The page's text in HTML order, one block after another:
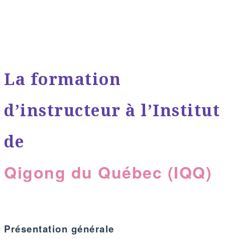
La formation
d’instructeur à l’Institut
de
Qigong du Québec (IQQ)
Présentation générale